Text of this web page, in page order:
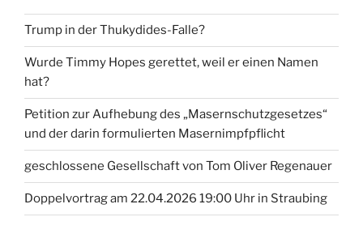
Trump in der Thukydides-Falle?
Wurde Timmy Hopes gerettet, weil er einen Namen
hat?
Petition zur Aufhebung des „Masernschutzgesetzes“
und der darin formulierten Masernimpfpflicht
geschlossene Gesellschaft von Tom Oliver Regenauer
Doppelvortrag am 22.04.2026 19:00 Uhr in Straubing